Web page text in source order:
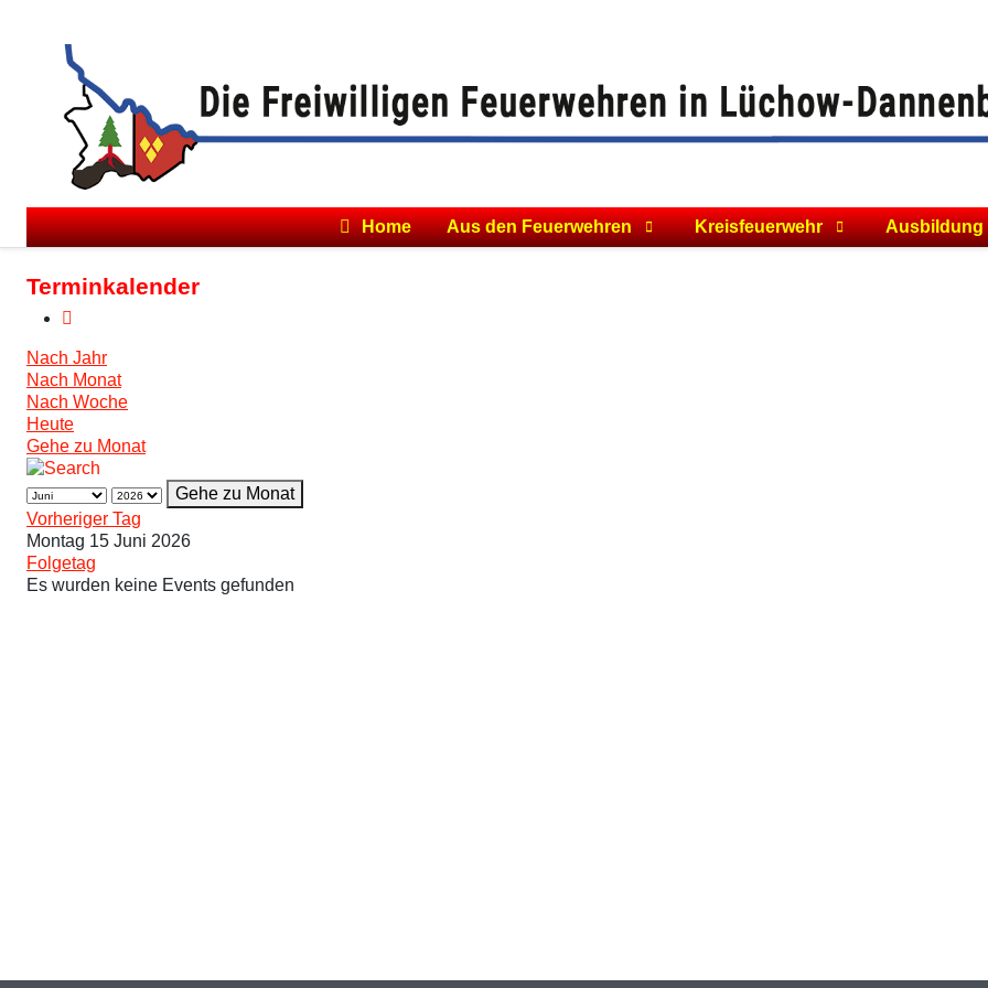
Home Aus den Feuerwehren Kreisfeuerwehr Ausbildung
Terminkalender
Nach Jahr
Nach Monat
Nach Woche
Heute
Gehe zu Monat
Gehe zu Monat
Vorheriger Tag
Montag 15 Juni 2026
Folgetag
Es wurden keine Events gefunden